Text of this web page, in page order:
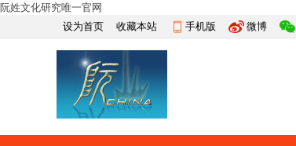
阮姓文化研究唯一官网
设为首页
收藏本站 手机版 微博